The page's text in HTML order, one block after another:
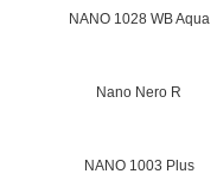
NANO 1028 WB Aqua
Nano Nero R
NANO 1003 Plus